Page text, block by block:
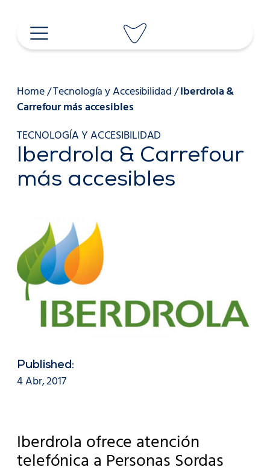
contenido
Home/Tecnología y Accesibilidad/Iberdrola &
Carrefour más accesibles
TECNOLOGÍA Y ACCESIBILIDAD
Iberdrola & Carrefour
más accesibles
Published:
4 Abr, 2017
Iberdrola ofrece atención
telefónica a Personas Sordas